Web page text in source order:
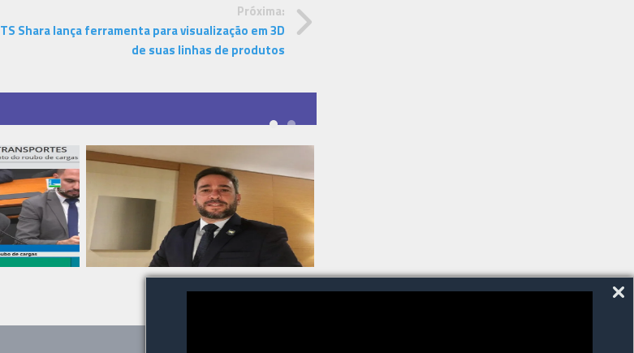
Próxima:
TS Shara lança ferramenta para visualização em 3D
de suas linhas de produtos